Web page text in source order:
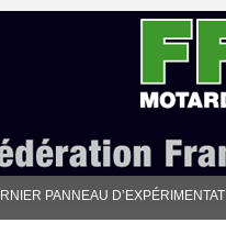
PANNEAU